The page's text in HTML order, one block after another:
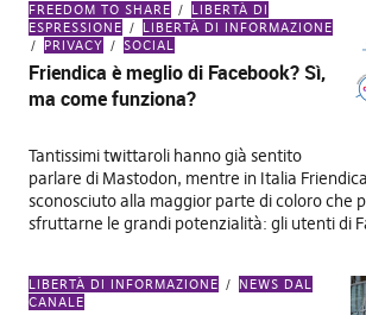
FREEDOM TO SHARE
LIBERTÀ DI
ESPRESSIONE
LIBERTÀ DI INFORMAZIONE
PRIVACY
SOCIAL
Friendica è meglio di Facebook? Sì,
ma come funziona?
Tantissimi twittaroli hanno già sentito
parlare di Mastodon, mentre in Italia
sconosciuto alla maggior parte di coloro che
sfruttarne le grandi potenzialità: gli utenti di
LIBERTÀ DI INFORMAZIONE
NEWS DAL
CANALE